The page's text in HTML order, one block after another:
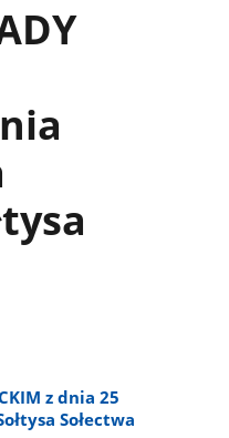
z dnia 25
Sołectwa